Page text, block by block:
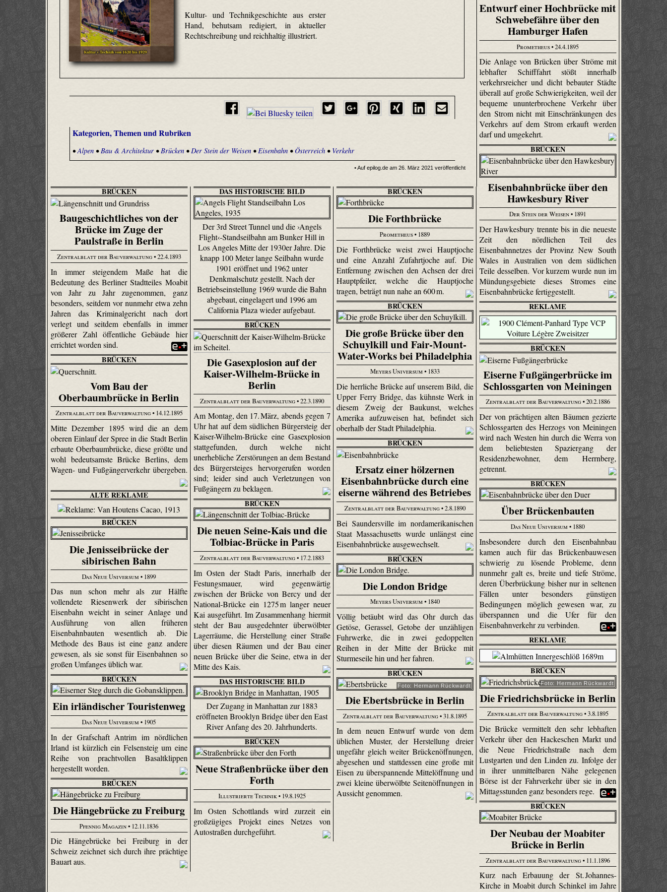
Kultur- und Technikgeschichte aus erster
Hand, behutsam redigiert, in aktueller
Rechtschreibung und reichhaltig illustriert.
Kategorien, Themen und Rubriken
•Alpen •Bau & Architektur •Brücken •Der Stein der Weisen •Eisenbahn •Österreich • Verkehr
• Auf epilog.de am 26. März 2021 veröffentlicht
Entwurf einer Hochbrücke mit
Schwebefähre über den
Hamburger Hafen
Prometheus• 24.4.1895
Die Anlage von Brücken über Ströme mit
lebhafter Schifffahrt stößt innerhalb
verkehrsreicher und dicht bebauter Städte
überall auf große Schwierigkeiten, weil der
bequeme ununterbrochene Verkehr über
den Strom nicht mit Einschränkungen des
Verkehrs auf dem Strom erkauft werden
darf und umgekehrt.
BRÜCKEN
Eisenbahnbrücke über den
Hawkesbury River
Der Stein der Weisen• 1891
Der Hawkes­bury trennte bis in die neueste
Zeit den nördlichen Teil des
Eisenbahnnetzes der Provinz New South
Wales in Australien von dem südlichen
Teile desselben. Vor kurzem wurde nun im
Mündungsgebiete dieses Stromes eine
Eisenbahnbrücke fertiggestellt.
BRÜCKEN
Baugeschichtliches von der
Brücke im Zuge der
Paulstraße in Berlin
Zentralblatt der Bauverwaltung• 22.4.1893
In immer steigendem Maße hat die
Bedeutung des Berliner Stadtteiles Moabit
von Jahr zu Jahr zugenommen, ganz
besonders, seitdem vor nunmehr etwa zehn
Jahren das Kriminalgericht nach dort
verlegt und seitdem ebenfalls in immer
größerer Zahl öffentliche Gebäude hier
errichtet worden sind.
DAS HISTORISCHE BILD
Der 3rd Street Tunnel und die ›Angels
Flight‹-Standseilbahn am Bunker Hill in
Los Angeles Mitte der 1930er Jahre. Die
knapp 100 Meter lange Seilbahn wurde
1901 eröffnet und 1962 unter
Denkmalschutz gestellt. Nach der
Betriebseinstellung 1969 wurde die Bahn
abgebaut, eingelagert und 1996 am
California Plaza wieder aufgebaut.
BRÜCKEN
Die Gasexplosion auf der
Kaiser-Wilhelm-Brücke in
Berlin
Zentralblatt der Bauverwaltung• 22.3.1890
Am Montag, den 17. März, abends gegen 7
Uhr hat auf dem südlichen Bürgersteig der
Kaiser-Wilhelm-Brücke eine Gasexplosion
stattgefunden, durch welche nicht
unerhebliche Zerstörungen an dem Bestand
des Bürgersteiges hervorgerufen worden
sind; leider sind auch Verletzungen von
Fußgängern zu beklagen.
BRÜCKEN
Die Forthbrücke
Prometheus• 1889
Die Forthbrücke weist zwei Hauptjoche
und eine Anzahl Zufahrtjoche auf. Die
Entfernung zwischen den Achsen der drei
Hauptpfeiler, welche die Hauptjoche
tragen, beträgt nun nahe an 600 m.
BRÜCKEN
Die große Brücke über den
Schuylkill und Fair-Mount-
Water-Works bei Philadelphia
Meyers Universum • 1833
Die herrliche Brücke auf unserem Bild, die
Upper Ferry Bridge, das kühnste Werk in
diesem Zweig der Baukunst, welches
Amerika aufzuweisen hat, befindet sich
oberhalb der Stadt Philadelphia.
REKLAME
BRÜCKEN
Eiserne Fußgängerbrücke im
Schlossgarten von Meiningen
Zentralblatt der Bauverwaltung• 20.2.1886
Der von prächtigen alten Bäumen gezierte
Schlossgarten des Herzogs von Meiningen
wird nach Westen hin durch die Werra von
dem beliebtesten Spaziergang der
Residenzbewohner, dem Herrnberg,
getrennt.
BRÜCKEN
Vom Bau der
Oberbaumbrücke in Berlin
Zentralblatt der Bauverwaltung• 14.12.1895
Mitte Dezember 1895 wird die an dem
oberen Einlauf der Spree in die Stadt Berlin
erbaute Oberbaumbrücke, diese größte und
wohl bedeutsamste Brücke Berlins, dem
Wagen- und Fußgängerverkehr übergeben.
BRÜCKEN
Ersatz einer hölzernen
Eisenbahnbrücke durch eine
eiserne während des Betriebes
Zentralblatt der Bauverwaltung• 2.8.1890
Bei Saundersville im nordamerikanischen
Staat Massachusetts wurde unlängst eine
Eisenbahnbrücke ausgewechselt.
BRÜCKEN
Über Brückenbauten
Das Neue Universum• 1880
Insbesondere durch den Eisenbahnbau
kamen auch für das Brückenbauwesen
schwierig zu lösende Probleme, denn
nunmehr galt es, breite und tiefe Ströme,
deren Überbrückung bisher nur in seltenen
Fällen unter besonders günstigen
Bedingungen möglich gewesen war, zu
überspannen und die Ufer für den
Eisenbahnverkehr zu verbinden.
ALTE REKLAME
BRÜCKEN
Die Jenisseibrücke der
sibirischen Bahn
Das Neue Universum • 1899
Das nun schon mehr als zur Hälfte
vollendete Riesenwerk der sibirischen
Eisenbahn weicht in seiner Anlage und
Ausführung von allen früheren
Eisenbahnbauten wesentlich ab. Die
Methode des Baus ist eine ganz andere
gewesen, als sie sonst für Eisenbahnen so
großen Umfanges üblich war.
BRÜCKEN
Die neuen Seine-Kais und die
Tolbiac-Brücke in Paris
Zentralblatt der Bauverwaltung• 17.2.1883
Im Osten der Stadt Paris, innerhalb der
Festungsmauer, wird gegenwärtig
zwischen der Brücke von Bercy und der
National-Brücke ein 1275 m langer neuer
Kai ausgeführt. Im Zusammenhang hiermit
steht der Bau ausgedehnter überwölbter
Lagerräume, die Herstellung einer Straße
über diesen Räumen und der Bau einer
neuen Brücke über die Seine, etwa in der
Mitte des Kais.
BRÜCKEN
Die London Bridge
Meyers Universum• 1840
Völlig betäubt wird das Ohr durch das
Getöse, Gerassel, Getobe der unzähligen
Fuhrwerke, die in zwei gedoppelten
Reihen in der Mitte der Brücke mit
Sturmeseile hin und her fahren.
REKLAME
BRÜCKEN
Foto: Hermann Rückwardt
Die Friedrichsbrücke in Berlin
Zentralblatt der Bauverwaltung• 3.8.1895
Die Brücke vermittelt den sehr lebhaften
Verkehr über den Hackeschen Markt und
die Neue Friedrichstraße nach dem
Lustgarten und den Linden zu. Infolge der
in ihrer unmittelbaren Nähe gelegenen
Börse ist der Fahrverkehr über sie in den
Mittagsstunden ganz besonders rege.
BRÜCKEN
Foto: Hermann Rückwardt
Die Ebertsbrücke in Berlin
Zentralblatt der Bauverwaltung• 31.8.1895
In dem neuen Entwurf wurde von dem
üblichen Muster, der Herstellung dreier
ungefähr gleich weiter Brückenöffnungen,
abgesehen und stattdessen eine große mit
Eisen zu überspannende Mittelöffnung und
zwei kleine überwölbte Seitenöffnungen in
Aussicht genommen.
BRÜCKEN
Ein irländischer Touristenweg
Das Neue Universum• 1905
In der Grafschaft Antrim im nördlichen
Irland ist kürzlich ein Felsensteig um eine
Reihe von prachtvollen Basaltklippen
hergestellt worden.
DAS HISTORISCHE BILD
Der Zugang in Manhattan zur 1883
eröffneten Brooklyn Bridge über den East
River Anfang des 20. Jahrhunderts.
BRÜCKEN
Neue Straßenbrücke über den
Forth
Illustrierte Technik• 19.8.1925
Im Osten Schottlands wird zurzeit ein
großzügiges Projekt eines Netzes von
Autostraßen durchgeführt.
BRÜCKEN
Die Hängebrücke zu Freiburg
Pfennig Magazin• 12.11.1836
Die Hängebrücke bei Freiburg in der
Schweiz zeichnet sich durch ihre prächtige
Bauart aus.
BRÜCKEN
Der Neubau der Moabiter
Brücke in Berlin
Zentralblatt der Bauverwaltung• 11.1.1896
Kurz nach Erbauung der St. Johannes-
Kirche in Moabit durch Schinkel im Jahre